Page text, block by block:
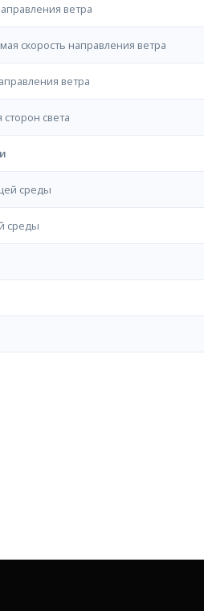
ветра
скорость направления ветра
ветра
света
среды
среды